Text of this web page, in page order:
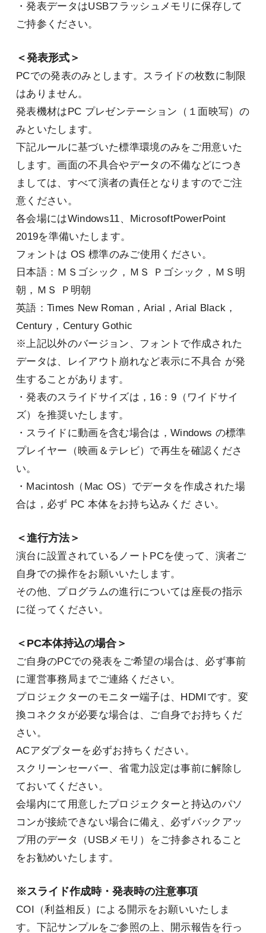
・発表データはUSBフラッシュメモリに保存して
ご持参ください。
＜発表形式＞
PCでの発表のみとします。スライドの枚数に制限
はありません。
発表機材はPC プレゼンテーション（１面映写）の
みといたします。
下記ルールに基づいた標準環境のみをご用意いた
します。画面の不具合やデータの不備などにつき
ましては、すべて演者の責任となりますのでご注
意ください。
各会場にはWindows11、MicrosoftPowerPoint
2019を準備いたします。
フォントは OS 標準のみご使用ください。
日本語：ＭＳゴシック，ＭＳ Ｐゴシック，ＭＳ明
朝，ＭＳ Ｐ明朝
英語：Times New Roman，Arial，Arial Black，
Century，Century Gothic
※上記以外のバージョン、フォントで作成された
データは、レイアウト崩れなど表示に不具合 が発
生することがあります。
・発表のスライドサイズは，16：9（ワイドサイ
ズ）を推奨いたします。
・スライドに動画を含む場合は，Windows の標準
プレイヤー（映画＆テレビ）で再生を確認くださ
い。
・Macintosh（Mac OS）でデータを作成された場
合は，必ず PC 本体をお持ち込みくだ さい。
＜進行方法＞
演台に設置されているノートPCを使って、演者ご
自身での操作をお願いいたします。
その他、プログラムの進行については座長の指示
に従ってください。
＜PC本体持込の場合＞
ご自身のPCでの発表をご希望の場合は、必ず事前
に運営事務局までご連絡ください。
プロジェクターのモニター端子は、HDMIです。変
換コネクタが必要な場合は、ご自身でお持ちくだ
さい。
ACアダプターを必ずお持ちください。
スクリーンセーバー、省電力設定は事前に解除し
ておいてください。
会場内にて用意したプロジェクターと持込のパソ
コンが接続できない場合に備え、必ずバックアッ
プ用のデータ（USBメモリ）をご持参されること
をお勧めいたします。
※スライド作成時・発表時の注意事項
COI（利益相反）による開示をお願いいたしま
す。下記サンプルをご参照の上、開示報告を行っ